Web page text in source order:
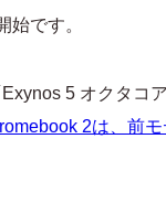
です。
5 オクタコ
2は、前